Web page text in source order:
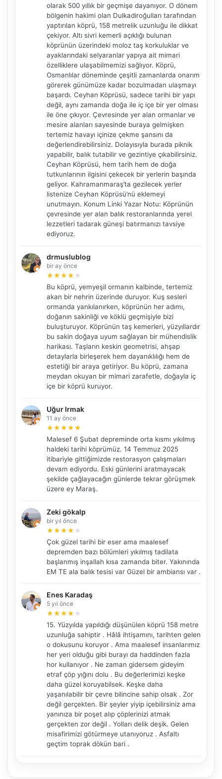
olarak 500 yıllık bir geçmişe dayanıyor. O dönem
bölgenin hakimi olan Dulkadiroğulları tarafından
yaptırılan köprü, 158 metrelik uzunluğu ile dikkat
çekiyor. Altı sivri kemerli açıklığı bulunan
köprünün üzerindeki moloz taş korkuluklar ve
ayaklarındaki selyaranlar yapıya ait mimari
özelliklere ulaşabilmemizi sağlıyor. Köprü,
Osmanlılar döneminde çeşitli zamanlarda onarım
görerek günümüze kadar bozulmadan ulaşmayı
başardı. Ceyhan Köprüsü, sadece tarihi bir yapı
değil, aynı zamanda doğa ile iç içe bir yer olması
ile öne çıkıyor. Çevresinde yer alan ormanlar ve
mesire alanları sayesinde buraya gelmişken
tertemiz havayı içinize çekme şansını da
değerlendirebilirsiniz. Dolayısıyla burada piknik
yapabilir, balık tutabilir ve gezintiye çıkabilirsiniz.
Ceyhan Köprüsü, hem tarih hem de doğa
tutkunlarının ilgisini çekecek bir yerlerin başında
geliyor. Kahramanmaraş’ta gezilecek yerler
listenize Ceyhan Köprüsü’nü eklemeyi
unutmayın. Konum Linki Yazar Notu: Köprünün
çevresinde yer alan balık restoranlarında yerel
lezzetleri tadarak güneşi batırmanızı tavsiye
ediyoruz.
drmuslublog
bir ay önce
★★★★ ★
Bu köprü, yemyeşil ormanın kalbinde, tertemiz
akan bir nehrin üzerinde duruyor. Kuş sesleri
ormanda yankılanırken, köprünün her adımı,
doğanın sakinliği ve köklü geçmişiyle bizi
buluşturuyor. Köprünün taş kemerleri, yüzyıllardır
bu sakin doğaya uyum sağlayan bir mühendislik
harikası. Taşların keskin geometrisi, ahşap
detaylarla birleşerek hem dayanıklılığı hem de
estetiği bir araya getiriyor. Bu köprü, zamana
meydan okuyan bir mimari zarafetle, doğayla iç
içe bir köprü kuruyor.
Uğur Irmak
11 ay önce
★★★★★
Malesef 6 Şubat depreminde orta kısmı yıkılmış
haldeki tarihi köprümüz. 14 Temmuz 2025
itibariyle gittiğimizde restorasyon çalışmaları
devam ediyordu. Eski günlerini aratmayacak
şekilde çağlayacağın günlerde tekrar görüşmek
üzere ey Maraş.
Zeki gökalp
bir yıl önce
★★★★ ★
Çok güzel tarihi bir eser ama maalesef
depremden bazı bölümleri yıkılmış tadilata
başlanmış inşallah kısa zamanda biter. Yakınında
EM TE ala balık tesisi var Güzel bir ambiansı var .
Enes Karadaş
5 yıl önce
★★★★ ★
15. Yüzyılda yapıldığı düşünülen köprü 158 metre
uzunluğa sahiptir . Hâlâ ihtişamını, tarihten gelen
o dokusunu koruyor . Ama maalesef insanlarımız
her yeri olduğu gibi burayı da haddinden fazla
hor kullanıyor . Ne zaman gidersem gideyim
etraf çöp yığını dolu . Bu değerlerimizi keşke
daha güzel koruyabilsek. Keşke daha
yaşanılabilir bir çevre bilincine sahip olsak . Zor
değil gerçekten. Bir şeyler yiyip içebilirsiniz ama
yanınıza bir poşet alıp çöplerinizi atmak
gerçekten zor değil . Yolları delik deşik. Gelen
misafirimizi götürmeye utanıyoruz . Asfaltı
geçtim toprak dökün bari .
NBY Akıllı Asistan
AI kullanmadan, sitedeki gerçek yerlerle akıllı rota
🧭 Rehber ⭐ Popüler ✨ İlk kez gelen
🌿 Doğa
🚶 Yürüyüş